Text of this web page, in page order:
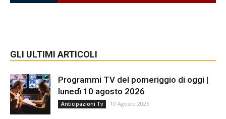
GLI ULTIMI ARTICOLI
Programmi TV del pomeriggio di oggi |
lunedì 10 agosto 2026
Anticipazioni Tv 10 Agosto 2026